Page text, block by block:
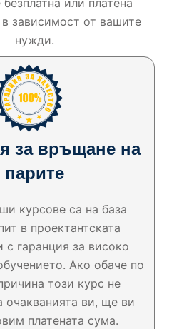
безплатна или платена
в зависимост от вашите
нужди.
за връщане на
парите
курсове са на база
в проектантската
с гаранция за високо
Ако обаче по
този курс не
очакванията ви, ще ви
платената сума.